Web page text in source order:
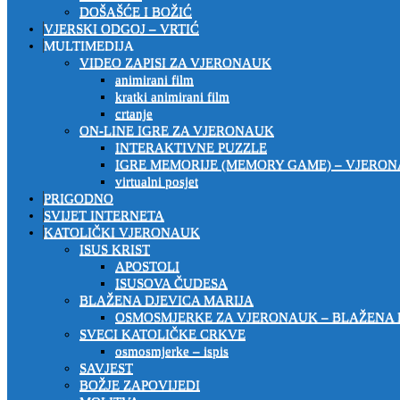
DOŠAŠĆE I BOŽIĆ
VJERSKI ODGOJ – VRTIĆ
MULTIMEDIJA
VIDEO ZAPISI ZA VJERONAUK
animirani film
kratki animirani film
crtanje
ON-LINE IGRE ZA VJERONAUK
INTERAKTIVNE PUZZLE
IGRE MEMORIJE (MEMORY GAME) –
virtualni posjet
PRIGODNO
SVIJET INTERNETA
KATOLIČKI VJERONAUK
ISUS KRIST
APOSTOLI
ISUSOVA ČUDESA
BLAŽENA DJEVICA MARIJA
OSMOSMJERKE ZA VJERONAUK – BLAŽENA
SVECI KATOLIČKE CRKVE
osmosmjerke – ispis
SAVJEST
BOŽJE ZAPOVIJEDI